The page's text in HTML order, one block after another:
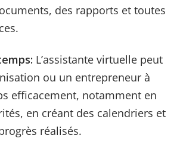
des rapports et toutes
L’assistante virtuelle peut
ou un entrepreneur à
efficacement, notamment en
en créant des calendriers et
réalisés.